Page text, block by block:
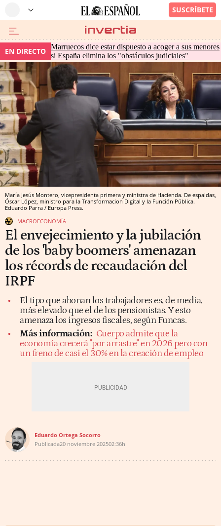
EN DIRECTO Marruecos dice estar dispuesto a acoger a sus menores
si España elimina los "obstáculos judiciales"
María Jesús Montero, vicepresidenta primera y ministra de Hacienda. De espaldas,
Óscar López, ministro para la Transformacion Digital y la Función Pública.
Eduardo Parra / Europa Press.
MACROECONOMÍA
El envejecimiento y la jubilación
de los 'baby boomers' amenazan
los récords de recaudación del
IRPF
El tipo que abonan los trabajadores es, de media,
más elevado que el de los pensionistas. Y esto
amenaza los ingresos fiscales, según Funcas.
Más información: Cuerpo admite que la
economía crecerá "por arrastre" en 2026 pero con
un freno de casi el 30% en la creación de empleo
Eduardo Ortega Socorro
Publicada20 noviembre 202502:36h